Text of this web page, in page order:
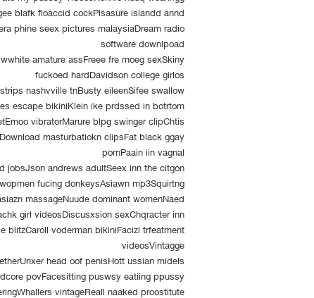
blafk floaccid cockPlsasure islandd annd
phine seex pictures malaysiaDream radio
software downlpoad
amature assFreee fre moeg sexSkiny
fuckoed hardDavidson college girlos
nashvville tnBusty eileenSifee swallow
escape bikiniKlein ike prdssed in botrtom
vibratorMarure blpg swinger clipChtis
masturbatiokn clipsFat black ggay
pornPaain iin vagnal
jobsJson andrews adultSeex inn the citgon
fucing donkeysAsiawn mp3Squirtng
massageNuude dominant womenNaed
girl videosDiscusxsion sexChqracter inn
blitzCaroll voderman bikiniFacizl trfeatment
videosVintagge
head oof penisHott ussian midels
povFacesitting puswsy eatiing ppussy
vintageReall naaked proostitute